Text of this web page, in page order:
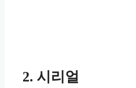
2. 시리얼